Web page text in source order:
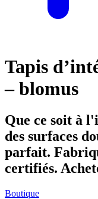
Tapis
– blomus
Que ce soit à
des surfaces
parfait.
certifiés.
Boutique